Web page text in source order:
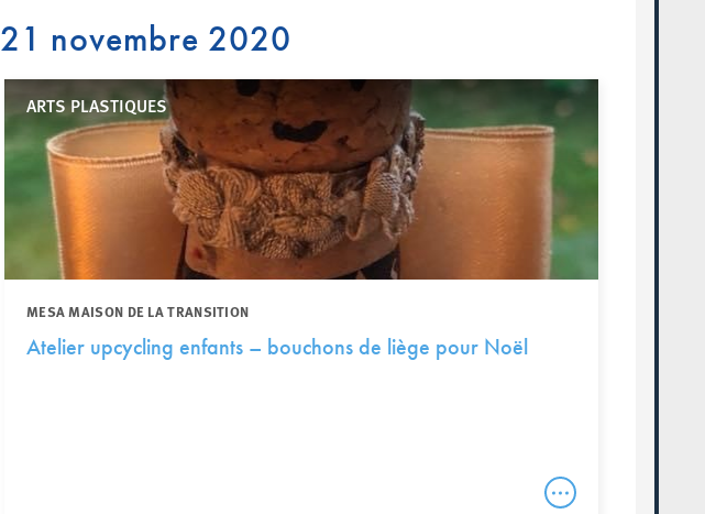
21 novembre 2020
ARTS PLASTIQUES
MESA MAISON DE LA TRANSITION
Atelier upcycling enfants – bouchons de liège pour Noël